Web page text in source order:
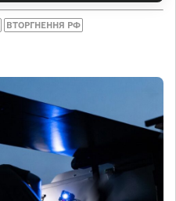
ВТОРГНЕННЯ РФ